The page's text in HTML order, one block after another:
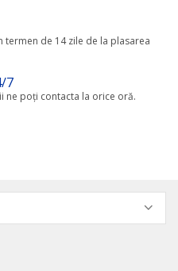
de 14 zile de la plasarea
7
ne poți contacta la orice oră.